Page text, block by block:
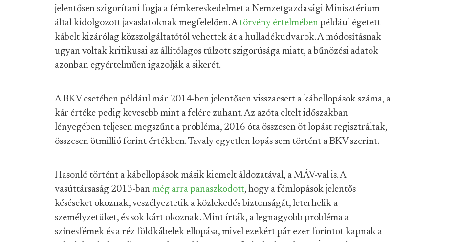
jelentősen szigorítani fogja a fémkereskedelmet a Nemzetgazdasági Minisztérium
által kidolgozott javaslatoknak megfelelően. A törvény értelmében például égetett
kábelt kizárólag közszolgáltatótól vehettek át a hulladékudvarok. A módosításnak
ugyan voltak kritikusai az állítólagos túlzott szigorúsága miatt, a bűnözési adatok
azonban egyértelműen igazolják a sikerét.
A BKV esetében például már 2014-ben jelentősen visszaesett a kábellopások száma, a
kár értéke pedig kevesebb mint a felére zuhant. Az azóta eltelt időszakban
lényegében teljesen megszűnt a probléma, 2016 óta összesen öt lopást regisztráltak,
összesen ötmillió forint értékben. Tavaly egyetlen lopás sem történt a BKV szerint.
Hasonló történt a kábellopások másik kiemelt áldozatával, a MÁV-val is. A
vasúttársaság 2013-ban még arra panaszkodott, hogy a fémlopások jelentős
késéseket okoznak, veszélyeztetik a közlekedés biztonságát, leterhelik a
személyzetüket, és sok kárt okoznak. Mint írták, a legnagyobb probléma a
színesfémek és a réz földkábelek ellopása, mivel ezekért pár ezer forintot kapnak a